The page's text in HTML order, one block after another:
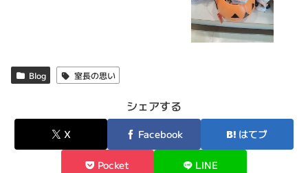
Blog 室長の思い
シェアする
X Facebook はてブ
Pocket LINE